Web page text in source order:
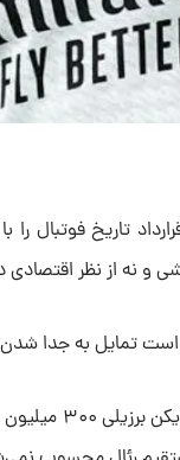
تاریخ فوتبال را
و نه از نظر
است تمایل به جدا
دلیل اول، مهم